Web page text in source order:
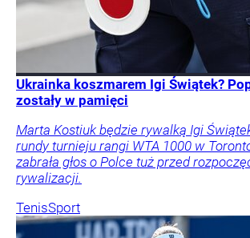
Ukrainka koszmarem Igi Świątek?
zostały w pamięci
Marta Kostiuk będzie rywalką Igi
rundy turnieju rangi WTA 1000 w
zabrała głos o Polce tuż przed
rywalizacji.
TenisSport